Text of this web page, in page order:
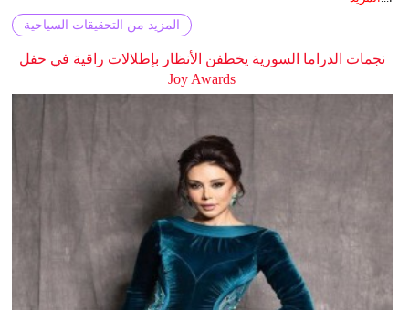
المزيد من التحقيقات السياحية
نجمات الدراما السورية يخطفن الأنظار بإطلالات راقية في حفل
Joy Awards